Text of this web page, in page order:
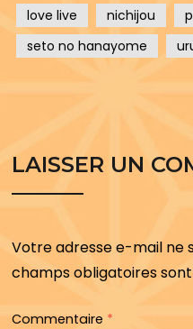
love live
nichijou
seto no hanayome
LAISSER UN
Votre adresse e-mail ne
champs obligatoires
Commentaire *